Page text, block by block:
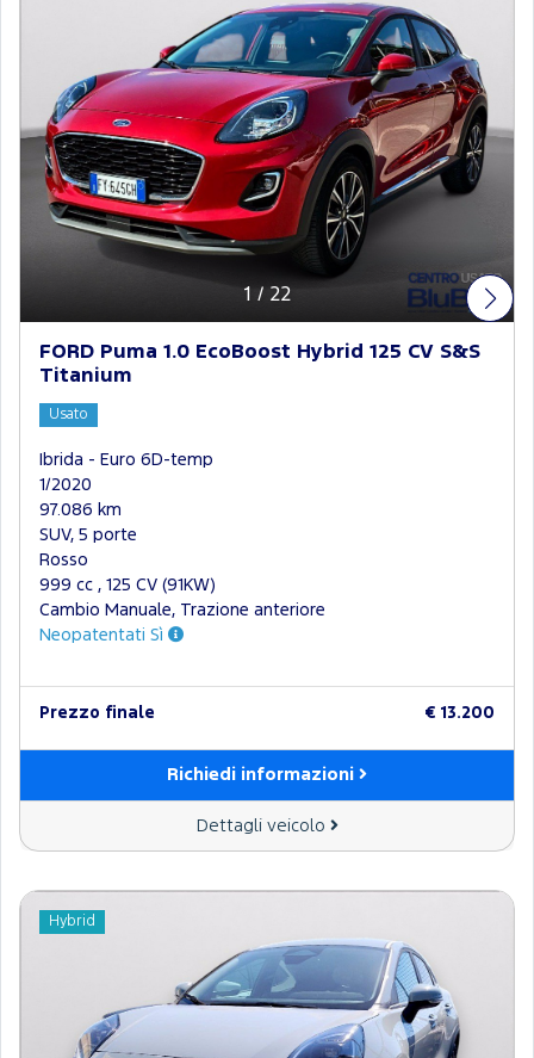
1 / 22
FORD Puma 1.0 EcoBoost Hybrid 125 CV S&S
Titanium
Usato
Ibrida - Euro 6D-temp
1/2020
97.086 km
SUV, 5 porte
Rosso
999 cc , 125 CV (91KW)
Cambio Manuale, Trazione anteriore
Neopatentati Sì
Prezzo finale € 13.200
Richiedi informazioni
Dettagli veicolo
Hybrid